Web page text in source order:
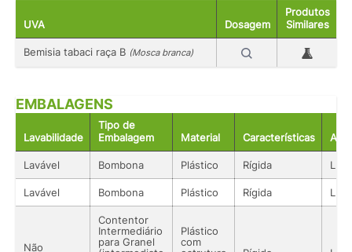
UVA Dosagem
Produtos
Similares
Bemisia tabaci raça B (Mosca branca)
EMBALAGENS
Lavabilidade
Tipo de
Embalagem
Material Características
Lavável Bombona Plástico Rígida
Lavável Bombona Plástico Rígida
Não
Contentor
Intermediário
para Granel
Plástico
com